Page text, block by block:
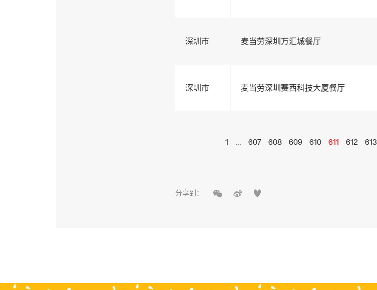
深圳市 麦当劳深圳万汇城餐厅
深圳市 麦当劳深圳赛西科技大厦餐厅
1 ... 607 608 609 610 611 612 613
分享到：   